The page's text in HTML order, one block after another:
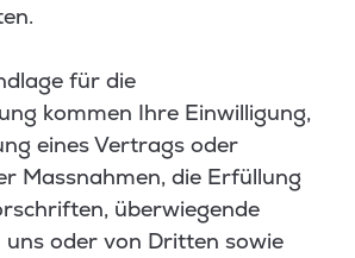
für die
kommen Ihre Einwilligung,
eines Vertrags oder
Massnahmen, die Erfüllung
überwiegende
uns oder von Dritten sowie